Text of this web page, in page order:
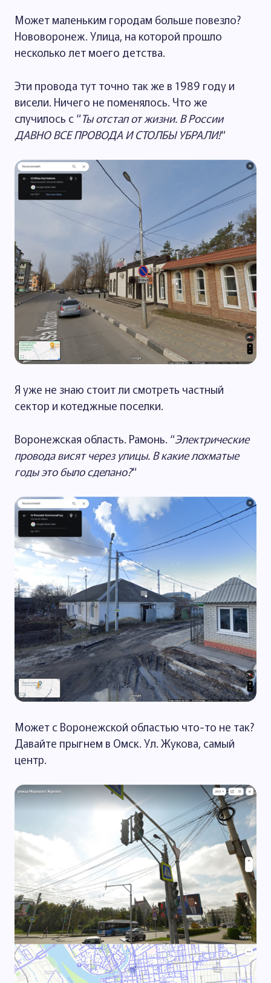
Может маленьким городам больше повезло?
Нововоронеж. Улица, на которой прошло
несколько лет моего детства.
Эти провода тут точно так же в 1989 году и
висели. Ничего не поменялось. Что же
случилось с “Ты отстал от жизни. В России
ДАВНО ВСЕ ПРОВОДА И СТОЛБЫ УБРАЛИ!“
Я уже не знаю стоит ли смотреть частный
сектор и котеджные поселки.
Воронежская область. Рамонь. “Электрические
провода висят через улицы. В какие лохматые
годы это было сделано?“
Может с Воронежской областью что-то не так?
Давайте прыгнем в Омск. Ул. Жукова, самый
центр.